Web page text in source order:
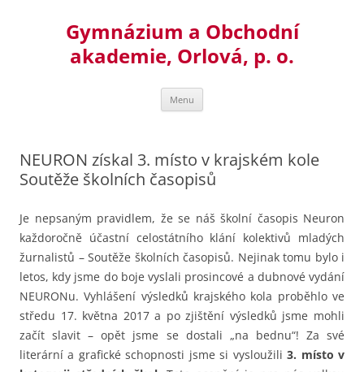
Gymnázium a Obchodní
akademie, Orlová, p. o.
Menu
NEURON získal 3. místo v krajském kole
Soutěže školních časopisů
Je nepsaným pravidlem, že se náš školní časopis Neuron
každoročně účastní celostátního klání kolektivů mladých
žurnalistů – Soutěže školních časopisů. Nejinak tomu bylo i
letos, kdy jsme do boje vyslali prosincové a dubnové vydání
NEURONu. Vyhlášení výsledků krajského kola proběhlo ve
středu 17. května 2017 a po zjištění výsledků jsme mohli
začít slavit – opět jsme se dostali „na bednu“! Za své
literární a grafické schopnosti jsme si vysloužili3. místo v